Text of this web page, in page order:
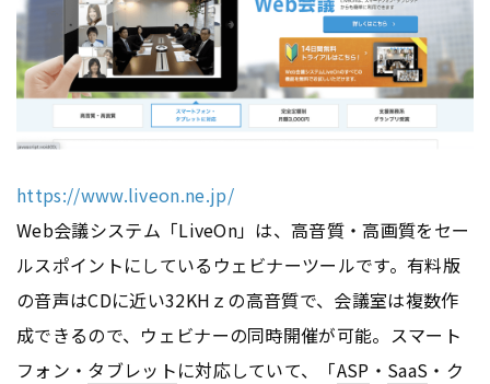
https://www.liveon.ne.jp/
Web会議システム「LiveOn」は、高音質・高画質をセー
ルスポイントにしているウェビナーツールです。有料版
の音声はCDに近い32KHｚの高音質で、会議室は複数作
成できるので、ウェビナーの同時開催が可能。スマート
フォン・ タブレットに対応していて、「ASP ・ SaaS ・ク